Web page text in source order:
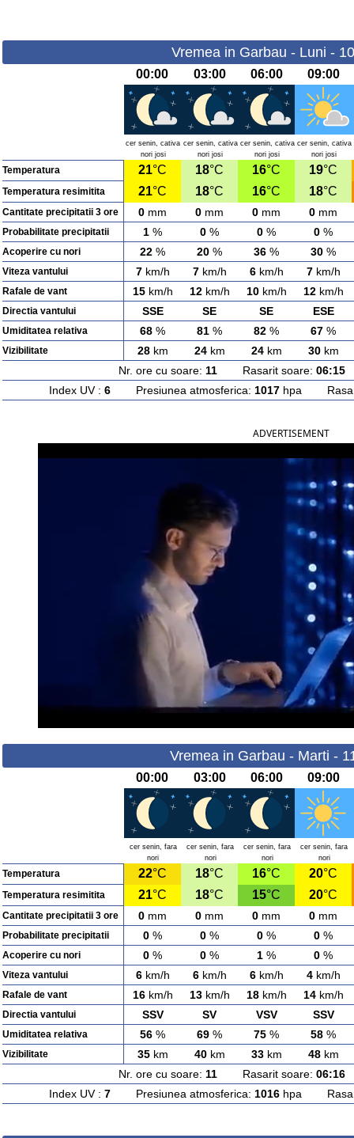
Vremea in Garbau - Luni -
00:00 03:00 06:00 09:00
cer senin, cativa
nori josi
cer senin, cativa
nori josi
cer senin, cativa
nori josi
cer senin, cativa
nori josi
Temperatura 21°C 18°C 16°C 19°C
Temperatura resimitita 21°C 18°C 16°C 18°C
Cantitate precipitatii 3 ore 0 mm 0 mm 0 mm 0 mm
Probabilitate precipitatii 1 % 0 % 0 % 0 %
Acoperire cu nori 22 % 20 % 36 % 30 %
Viteza vantului 7km/h 7km/h 6km/h 7km/h
Rafale de vant 15km/h 12km/h 10km/h 12km/h
Directia vantului SSE SE SE ESE
Umiditatea relativa 68 % 81 % 82 % 67 %
Vizibilitate 28km 24km 24km 30km
Nr. ore cu soare: 11 Rasarit soare: 06:15
Index UV : 6Presiunea atmosferica: 1017hpa
ADVERTISEMENT
Vremea in Garbau - Marti -
00:00 03:00 06:00 09:00
cer senin, fara
nori
cer senin, fara
nori
cer senin, fara
nori
cer senin, fara
nori
Temperatura 22°C 18°C 16°C 20°C
Temperatura resimitita 21°C 18°C 15°C 20°C
Cantitate precipitatii 3 ore 0 mm 0 mm 0 mm 0 mm
Probabilitate precipitatii 0 % 0 % 0 % 0 %
Acoperire cu nori 0 % 0 % 1 % 0 %
Viteza vantului 6km/h 6km/h 6km/h 4km/h
Rafale de vant 16km/h 13km/h 18km/h 14km/h
Directia vantului SSV SV VSV SSV
Umiditatea relativa 56 % 69 % 75 % 58 %
Vizibilitate 35km 40km 33km 48km
Nr. ore cu soare: 11 Rasarit soare: 06:16
Index UV : 7Presiunea atmosferica: 1016hpa